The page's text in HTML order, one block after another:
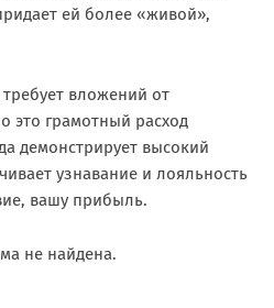
ей более «живой»,
вложений от
это грамотный расход
демонстрирует высокий
узнавание и лояльность
вашу прибыль.
не найдена.